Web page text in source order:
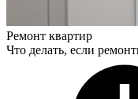
Ремонт квартир
Что делать, если